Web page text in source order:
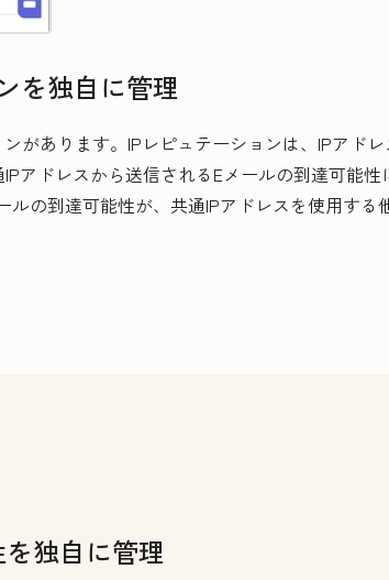
を独自に管理
があります。IPレピュテーションは、IPアド
アドレスから送信されるEメールの到達可能
の到達可能性が、共通IPアドレスを使用する
独自に管理